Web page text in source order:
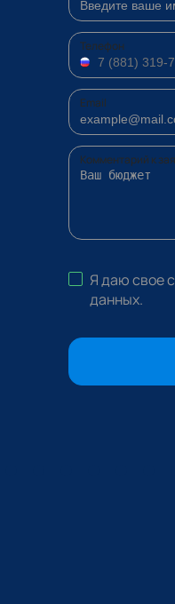
Телефон
Email
Комментарий к
Я даю свое
данных.